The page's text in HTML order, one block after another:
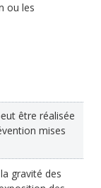
ou les
être réalisée
mises
gravité des